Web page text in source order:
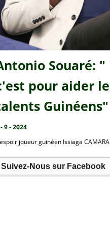
Souaré: "
pour aider
Guinéens"
9 - 2024
joueur guinéen Issiaga
Suivez-Nous sur Facebook